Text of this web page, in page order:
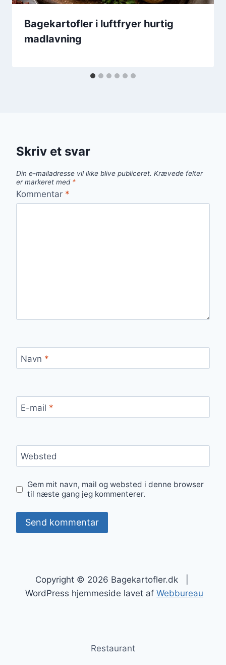
Bagekartofler i luftfryer hurtig
madlavning
Skriv et svar
Din e-mailadresse vil ikke blive publiceret. Krævede felter
er markeret med *
Kommentar *
Navn *
E-mail *
Websted
Gem mit navn, mail og websted i denne browser
til næste gang jeg kommenterer.
Copyright © 2026 Bagekartofler.dk |
WordPress hjemmeside lavet af Webbureau
Restaurant